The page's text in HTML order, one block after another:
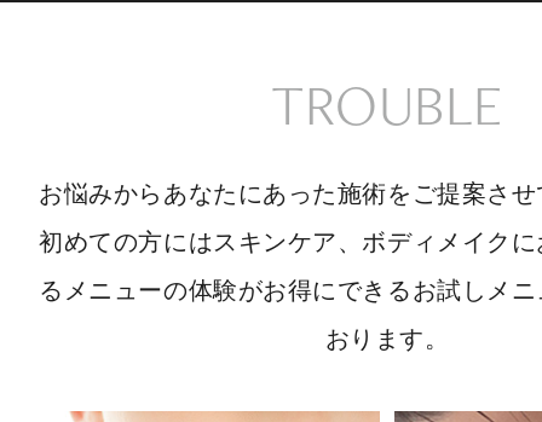
TROUBLE
お悩みからあなたにあった施術をご提案さ
初めての方にはスキンケア、ボディメイク
るメニューの体験がお得にできるお試しメ
おります。